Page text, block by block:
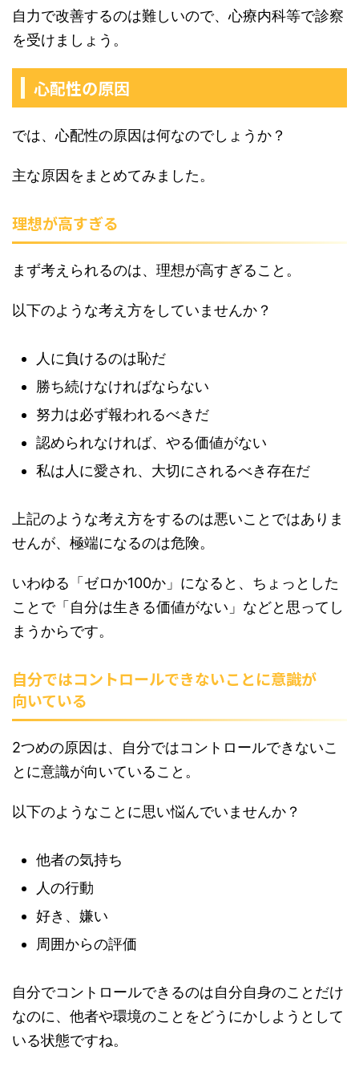
自力で改善するのは難しいので、心療内科等で診察
を受けましょう。
心配性の原因
では、心配性の原因は何なのでしょうか？
主な原因をまとめてみました。
理想が高すぎる
まず考えられるのは、理想が高すぎること。
以下のような考え方をしていませんか？
人に負けるのは恥だ
勝ち続けなければならない
努力は必ず報われるべきだ
認められなければ、やる価値がない
私は人に愛され、大切にされるべき存在だ
上記のような考え方をするのは悪いことではありま
せんが、極端になるのは危険。
いわゆる「ゼロか100か」になると、ちょっとした
ことで「自分は生きる価値がない」などと思ってし
まうからです。
自分ではコントロールできないことに意識が
向いている
2つめの原因は、自分ではコントロールできないこ
とに意識が向いていること。
以下のようなことに思い悩んでいませんか？
他者の気持ち
人の行動
好き、嫌い
周囲からの評価
自分でコントロールできるのは自分自身のことだけ
なのに、他者や環境のことをどうにかしようとして
いる状態ですね。